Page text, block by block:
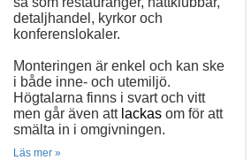
detaljhandel, kyrkor och
konferenslokaler.
Monteringen är enkel och kan ske
i både inne- och utemiljö.
Högtalarna finns i svart och vitt
men går även att lackas om för att
smälta in i omgivningen.
Läs mer »